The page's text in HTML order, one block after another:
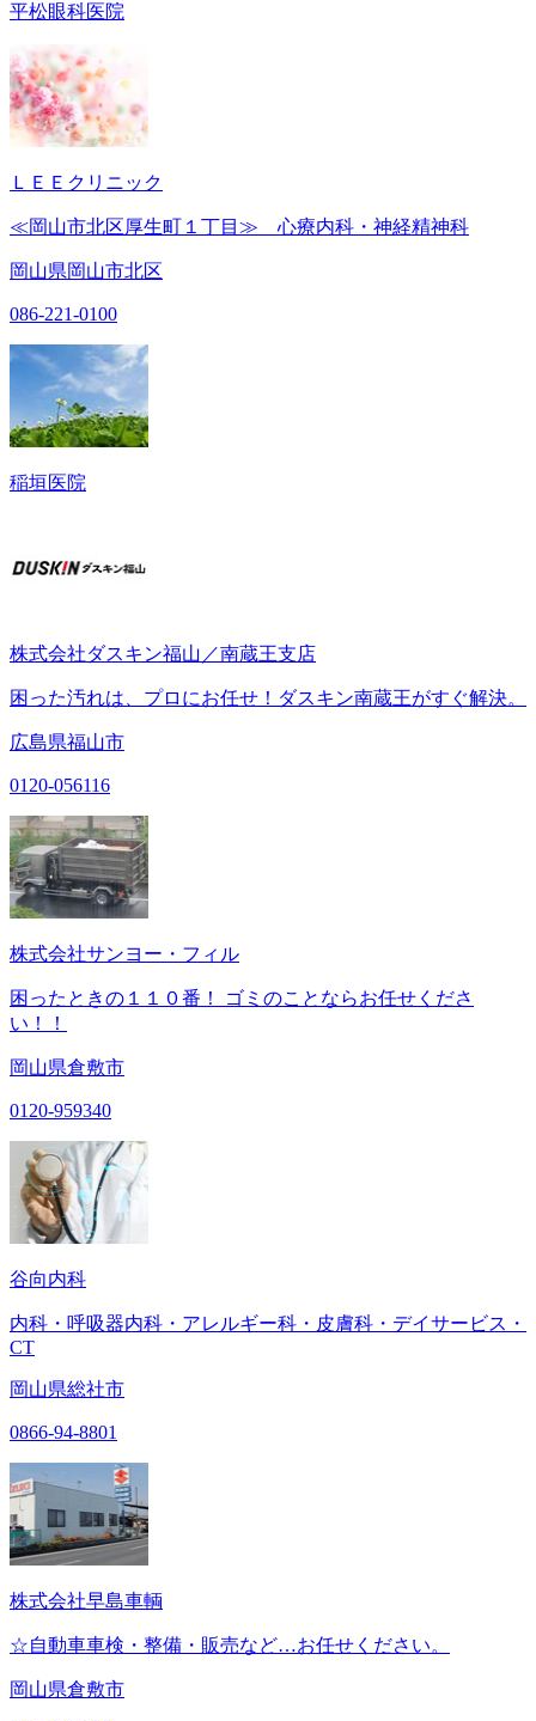
平松眼科医院
ＬＥＥクリニック
≪岡山市北区厚生町１丁目≫ 心療内科・神経精神科
岡山県岡山市北区
086-221-0100
稲垣医院
株式会社ダスキン福山／南蔵王支店
困った汚れは、プロにお任せ！ダスキン南蔵王がすぐ解決。
広島県福山市
0120-056116
株式会社サンヨー・フィル
困ったときの１１０番！ ゴミのことならお任せくださ
い！！
岡山県倉敷市
0120-959340
谷向内科
内科・呼吸器内科・アレルギー科・皮膚科・デイサービス・
CT
岡山県総社市
0866-94-8801
株式会社早島車輌
☆自動車車検・整備・販売など…お任せください。
岡山県倉敷市